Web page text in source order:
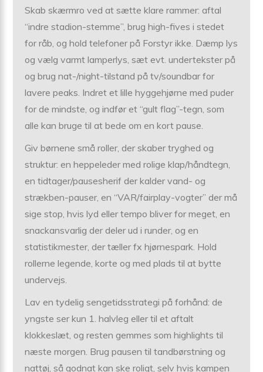
Skab skærmro ved at sætte klare rammer: aftal
“indre stadion-stemme”, brug high-fives i stedet
for råb, og hold telefoner på Forstyr ikke. Dæmp lys
og vælg varmt lamperlys, sæt evt. undertekster på
og brug nat-/night-tilstand på tv/soundbar for
lavere peaks. Indret et lille hyggehjørne med puder
for de mindste, og indfør et “gult flag”-tegn, som
alle kan bruge til at bede om en kort pause.
Giv børnene små roller, der skaber tryghed og
struktur: en heppeleder med rolige klap/håndtegn,
en tidtager/pausesherif der kalder vand- og
strækben-pauser, en “VAR/fairplay-vogter” der må
sige stop, hvis lyd eller tempo bliver for meget, en
snackansvarlig der deler ud i runder, og en
statistikmester, der tæller fx hjørnespark. Hold
rollerne legende, korte og med plads til at bytte
undervejs.
Lav en tydelig sengetidsstrategi på forhånd: de
yngste ser kun 1. halvleg eller til et aftalt
klokkeslæt, og resten gemmes som highlights til
næste morgen. Brug pausen til tandbørstning og
nattøj, så godnat kan ske roligt, selv hvis kampen